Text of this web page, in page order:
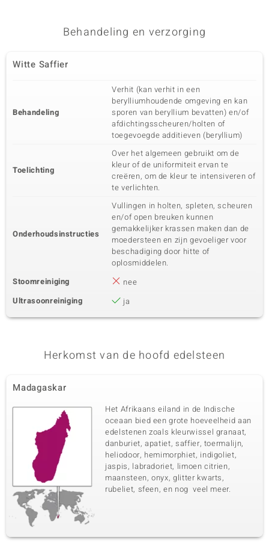
Behandeling en verzorging
Witte Saffier
Behandeling
Verhit (kan verhit in een
berylliumhoudende omgeving en kan
sporen van beryllium bevatten) en/of
afdichtingsscheuren/holten of
toegevoegde additieven (beryllium)
Toelichting
Over het algemeen gebruikt om de
kleur of de uniformiteit ervan te
creëren, om de kleur te intensiveren of
te verlichten.
Onderhoudsinstructies
Vullingen in holten, spleten, scheuren
en/of open breuken kunnen
gemakkelijker krassen maken dan de
moedersteen en zijn gevoeliger voor
beschadiging door hitte of
oplosmiddelen.
Stoomreiniging
nee
Ultrasoonreiniging
ja
Herkomst van de hoofd edelsteen
Madagaskar
Het Afrikaans eiland in de Indische
oceaan bied een grote hoeveelheid aan
edelstenen zoals kleurwissel granaat,
danburiet, apatiet, saffier, toermalijn,
heliodoor, hemimorphiet, indigoliet,
jaspis, labradoriet, limoen citrien,
maansteen, onyx, glitter kwarts,
rubeliet, sfeen, en nog veel meer.